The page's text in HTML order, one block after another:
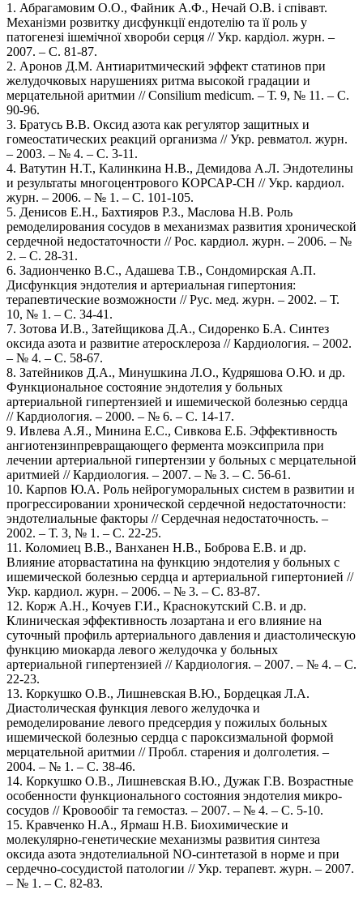
1. Абрагамовим О.О., Файник А.Ф., Нечай О.В. і співавт.
Механізми розвитку дисфункції ендотелію та її роль у
патогенезі ішемічної хвороби серця // Укр. кардіол. журн. –
2007. – С. 81-87.
2. Аронов Д.М. Антиаритмический эффект статинов при
желудочковых нарушениях ритма высокой градации и
мерцательной аритмии // Consilium medicum. – Т. 9, № 11. – С.
90-96.
3. Братусь В.В. Оксид азота как регулятор защитных и
гомеостатических реакций организма // Укр. ревматол. журн.
– 2003. – № 4. – С. 3-11.
4. Ватутин Н.Т., Калинкина Н.В., Демидова А.Л. Эндотелины
и результаты многоцентрового КОРСАР-СН // Укр. кардиол.
журн. – 2006. – № 1. – С. 101-105.
5. Денисов Е.Н., Бахтияров Р.З., Маслова Н.В. Роль
ремоделирования сосудов в механизмах развития хронической
сердечной недостаточности // Рос. кардиол. журн. – 2006. – №
2. – С. 28-31.
6. Задионченко В.С., Адашева Т.В., Сондомирская А.П.
Дисфункция эндотелия и артериальная гипертония:
терапевтические возможности // Рус. мед. журн. – 2002. – Т.
10, № 1. – С. 34-41.
7. Зотова И.В., Затейщикова Д.А., Сидоренко Б.А. Синтез
оксида азота и развитие атеросклероза // Кардиология. – 2002.
– № 4. – С. 58-67.
8. Затейников Д.А., Минушкина Л.О., Кудряшова О.Ю. и др.
Функциональное состояние эндотелия у больных
артериальной гипертензией и ишемической болезнью сердца
// Кардиология. – 2000. – № 6. – С. 14-17.
9. Ивлева А.Я., Минина Е.С., Сивкова Е.Б. Эффективность
ангиотензинпревращающего фермента моэксиприла при
лечении артериальной гипертензии у больных с мерцательной
аритмией // Кардиология. – 2007. – № 3. – С. 56-61.
10. Карпов Ю.А. Роль нейрогуморальных систем в развитии и
прогрессировании хронической сердечной недостаточности:
эндотелиальные факторы // Сердечная недостаточность. –
2002. – Т. 3, № 1. – С. 22-25.
11. Коломиец В.В., Ванханен Н.В., Боброва Е.В. и др.
Влияние аторвастатина на функцию эндотелия у больных с
ишемической болезнью сердца и артериальной гипертонией //
Укр. кардиол. журн. – 2006. – № 3. – С. 83-87.
12. Корж А.Н., Кочуев Г.И., Краснокутский С.В. и др.
Клиническая эффективность лозартана и его влияние на
суточный профиль артериального давления и диастолическую
функцию миокарда левого желудочка у больных
артериальной гипертензией // Кардиология. – 2007. – № 4. – С.
22-23.
13. Коркушко О.В., Лишневская В.Ю., Бордецкая Л.А.
Диастолическая функция левого желудочка и
ремоделирование левого предсердия у пожилых больных
ишемической болезнью сердца с пароксизмальной формой
мерцательной аритмии // Пробл. старения и долголетия. –
2004. – № 1. – С. 38-46.
14. Коркушко О.В., Лишневская В.Ю., Дужак Г.В. Возрастные
особенности функционального состояния эндотелия микро-
сосудов // Кровообіг та гемостаз. – 2007. – № 4. – С. 5-10.
15. Кравченко Н.А., Ярмаш Н.В. Биохимические и
молекулярно-генетические механизмы развития синтеза
оксида азота эндотелиальной NO-синтетазой в норме и при
сердечно-сосудистой патологии // Укр. терапевт. журн. – 2007.
– № 1. – С. 82-83.